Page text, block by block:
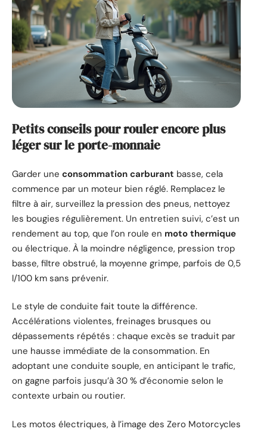
Petits conseils pour rouler encore plus
léger sur le porte-monnaie
Garder une consommation carburant basse, cela
commence par un moteur bien réglé. Remplacez le
filtre à air, surveillez la pression des pneus, nettoyez
les bougies régulièrement. Un entretien suivi, c’est un
rendement au top, que l’on roule en moto thermique
ou électrique. À la moindre négligence, pression trop
basse, filtre obstrué, la moyenne grimpe, parfois de 0,5
l/100 km sans prévenir.
Le style de conduite fait toute la différence.
Accélérations violentes, freinages brusques ou
dépassements répétés : chaque excès se traduit par
une hausse immédiate de la consommation. En
adoptant une conduite souple, en anticipant le trafic,
on gagne parfois jusqu’à 30 % d’économie selon le
contexte urbain ou routier.
Les motos électriques, à l’image des Zero Motorcycles